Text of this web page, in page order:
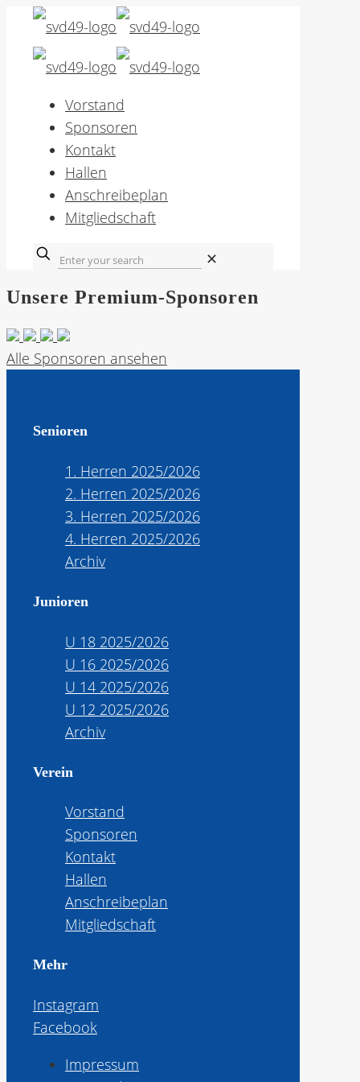
Vorstand
Sponsoren
Kontakt
Hallen
Anschreibeplan
Mitgliedschaft
✕
Unsere Premium-Sponsoren
Alle Sponsoren ansehen
Senioren
1. Herren 2025/2026
2. Herren 2025/2026
3. Herren 2025/2026
4. Herren 2025/2026
Archiv
Junioren
U 18 2025/2026
U 16 2025/2026
U 14 2025/2026
U 12 2025/2026
Archiv
Verein
Vorstand
Sponsoren
Kontakt
Hallen
Anschreibeplan
Mitgliedschaft
Mehr
Instagram
Facebook
Impressum